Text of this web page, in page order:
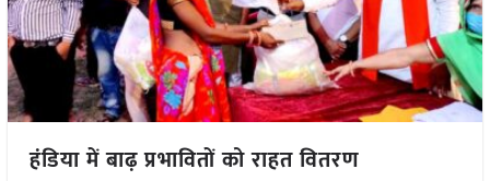
हंडिया में बाढ़ प्रभावितों को राहत वितरण